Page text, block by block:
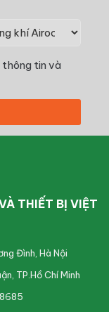
tin và
THIẾT BỊ VIỆT
Đình, Hà Nội
TP.Hồ Chí Minh